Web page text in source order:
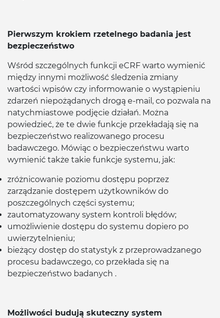
Pierwszym krokiem rzetelnego badania jest
bezpieczeństwo
Wśród szczególnych funkcji eCRF warto wymienić
między innymi możliwość śledzenia zmiany
wartości wpisów czy informowanie o wystąpieniu
zdarzeń niepożądanych drogą e-mail, co pozwala na
natychmiastowe podjęcie działań. Można
powiedzieć, że te dwie funkcje przekładają się na
bezpieczeństwo realizowanego procesu
badawczego. Mówiąc o bezpieczeństwu warto
wymienić także takie funkcje systemu, jak:
zróżnicowanie poziomu dostępu poprzez
zarządzanie dostępem użytkowników do
poszczególnych części systemu;
zautomatyzowany system kontroli błędów;
umożliwienie dostępu do systemu dopiero po
uwierzytelnieniu;
bieżący dostęp do statystyk z przeprowadzanego
procesu badawczego, co przekłada się na
bezpieczeństwo badanych .
Możliwości budują skuteczny system